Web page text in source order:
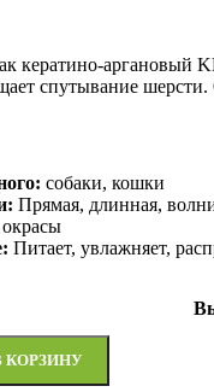
кератино-аргановый
спутывание
собаки, кошки
Прямая, длинная,
Питает, увлажняет,
КОРЗИНУ